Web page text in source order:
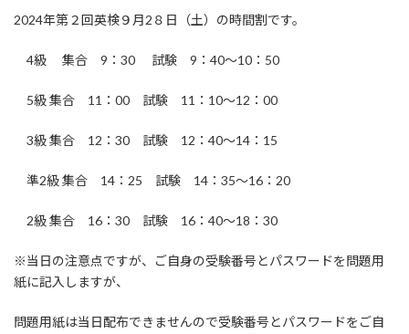
2024年第２回英検９月2８日（土）の時間割です。
4級 集合 9：30 試験 9：40～10：50
5級 集合 11：00 試験 11：10～12：00
3級 集合 12：30 試験 12：40～14：15
準2級 集合 14：25 試験 14：35～16：20
2級 集合 16：30 試験 16：40～18：30
※当日の注意点ですが、ご自身の受験番号とパスワードを問題用
紙に記入しますが、
問題用紙は当日配布できませんので受験番号とパスワードをご自